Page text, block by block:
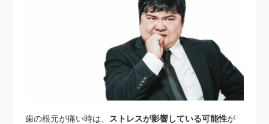
歯の根元が痛い時は、 ストレスが影響している可能性が